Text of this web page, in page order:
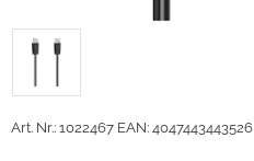
Art. Nr.: 1022467 EAN: 4047443443526